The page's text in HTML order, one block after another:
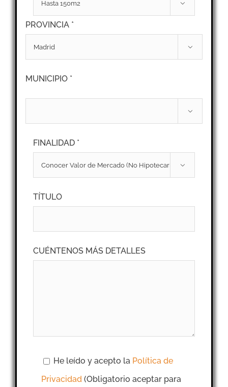

PROVINCIA *

MUNICIPIO *

FINALIDAD *

TÍTULO
CUÉNTENOS MÁS DETALLES
He leído y acepto la Política de
Privacidad (Obligatorio aceptar para